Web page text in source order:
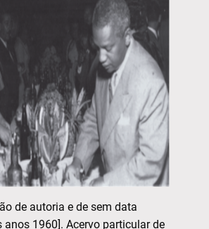
de autoria e de sem data
anos 1960]. Acervo particular de